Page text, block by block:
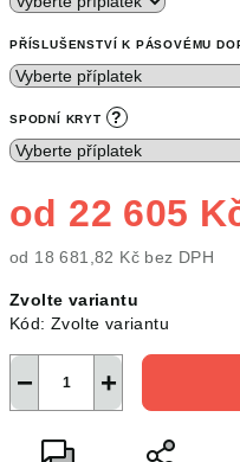
PŘÍSLUŠENSTVÍ K PÁSOVÉMU
SPODNÍ KRYT ?
od 22 605
od 18 681,82 Kč bez DPH
cena:
Zvolte variantu
Kód: Zvolte variantu
+
−